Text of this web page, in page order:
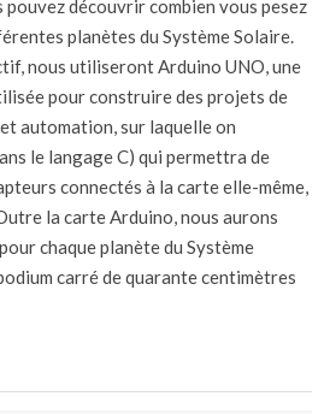
découvrir combien vous pesez
planètes du Système Solaire.
nous utiliseront Arduino UNO, une
pour construire des projets de
automation, sur laquelle on
le langage C) qui permettra de
connectés à la carte elle-même,
la carte Arduino, nous aurons
chaque planète du Système
carré de quarante centimètres